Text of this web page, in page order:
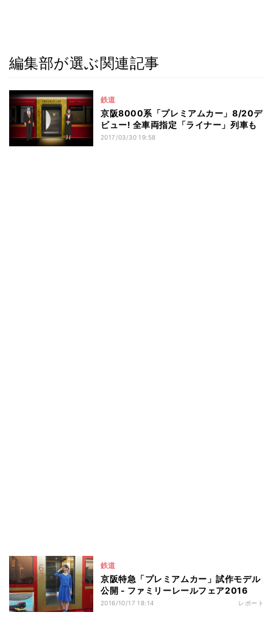
編集部が選ぶ関連記事
鉄道
京阪8000系「プレミアムカー」8/20デ
ビュー! 全車両指定「ライナー」列車も
2017/03/30 19:58
鉄道
京阪特急「プレミアムカー」試作モデル
公開 - ファミリーレールフェア2016
2016/10/17 18:14 レポート